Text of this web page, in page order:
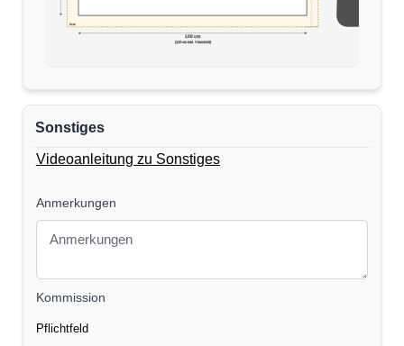
100 cm
(110 cm inkl. Verschnitt)
5cm
Sonstiges
Videoanleitung zu Sonstiges
Anmerkungen
Kommission
Pflichtfeld